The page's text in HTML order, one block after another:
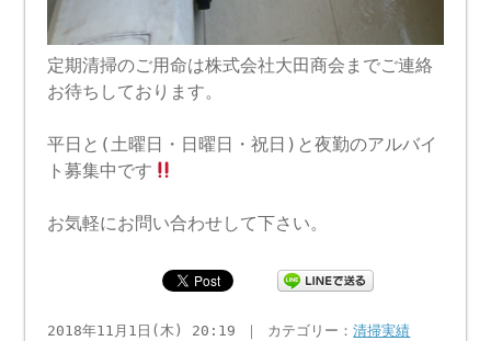
定期清掃のご用命は株式会社大田商会までご連絡
お待ちしております。
平日と(土曜日・日曜日・祝日)と夜勤のアルバイ
ト募集中です
お気軽にお問い合わせして下さい。
2018年11月1日(木) 20:19 ｜ カテゴリー：清掃実績